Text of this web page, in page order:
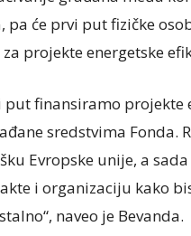
pa će prvi put fizičke
projekte energetske
put finansiramo projekte
sredstvima Fonda.
Evropske unije, a sada
i organizaciju kako
naveo je Bevanda.